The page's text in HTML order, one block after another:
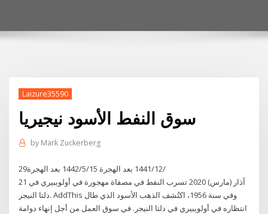
Laizure35590
سوق النفط الأسود نيجيريا
by Mark Zuckerberg
29‏‏/12‏‏/1441 بعد الهجرة 15‏‏/5‏‏/1442 بعد الهجرة
21 آذار (مارس) 2020 تسرب النفط في مصفاة مهجورة في أولويبيري في
دلتا النيجر. AddThis وفي سنة 1956، اكتُشف الذهب الأسود الذي طال
انتظاره في أولويبيري في دلتا النيجر. في سوق العمل من أجل إنهاء دوامة